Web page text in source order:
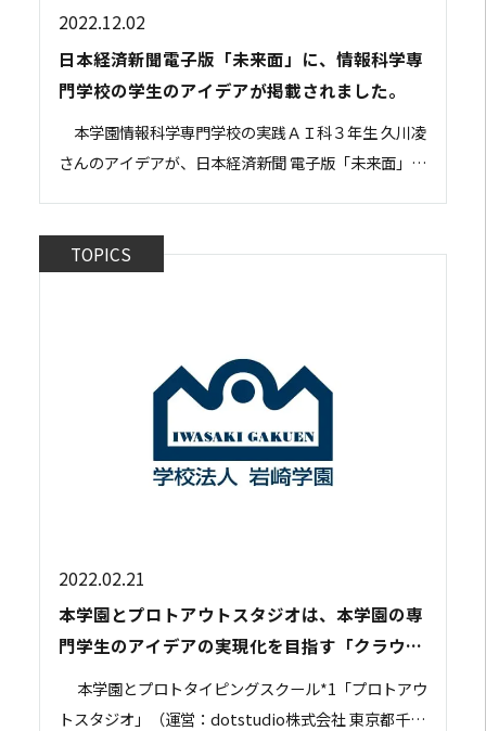
2022.12.02
日本経済新聞電子版「未来面」に、情報科学専
門学校の学生のアイデアが掲載されました。
本学園情報科学専門学校の実践ＡＩ科３年生 久川凌
さんのアイデアが、日本経済新聞 電子版「未来面」
TOPICS
2022.02.21
本学園とプロトアウトスタジオは、本学園の専
門学生のアイデアの実現化を目指す「クラウド
ファンディング支援プロジェクト」を実施しま
した。
本学園とプロトタイピングスクール*1「プロトアウ
トスタジオ」（運営：dotstudio株式会社 東京都千代